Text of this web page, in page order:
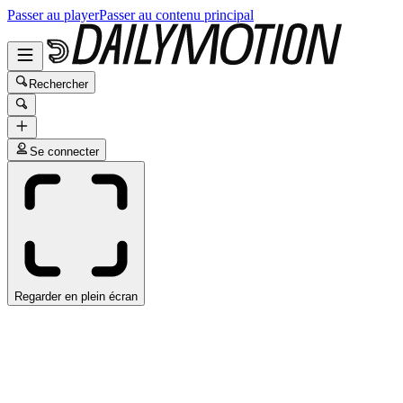
Passer au playerPasser au contenu principal
Rechercher
Se connecter
Regarder en plein écran